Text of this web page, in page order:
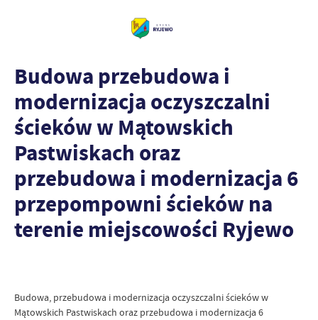
Budowa przebudowa i
modernizacja oczyszczalni
ścieków w Mątowskich
Pastwiskach oraz
przebudowa i modernizacja 6
przepompowni ścieków na
terenie miejscowości Ryjewo
Budowa, przebudowa i modernizacja oczyszczalni ścieków w
Mątowskich Pastwiskach oraz przebudowa i modernizacja 6